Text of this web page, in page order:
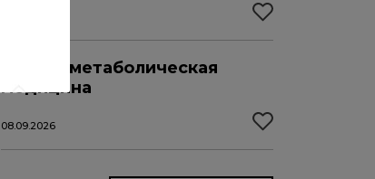
Кардиометаболическая
медицина
08.09.2026